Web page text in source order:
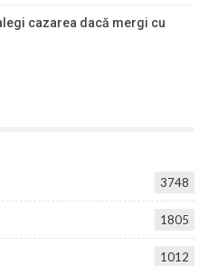
cazarea dacă mergi cu
3748
1805
1012